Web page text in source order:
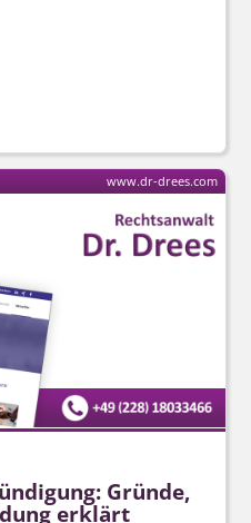
Gründe,
erklärt
www.dr-drees.com